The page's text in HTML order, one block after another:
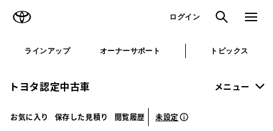
ログイン 検索 メニュ
ラインアップ オーナーサポート トピックス
トヨタ認定中古車 メニュー
お気に入り 保存した見積り 閲覧履歴 未設定